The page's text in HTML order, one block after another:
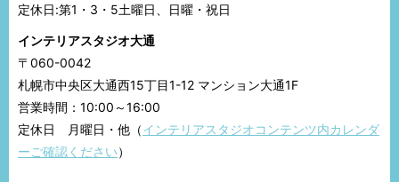
定休日:第1・3・5土曜日、日曜・祝日
インテリアスタジオ大通
〒060-0042
札幌市中央区大通西15丁目1-12 マンション大通1F
営業時間：10:00～16:00
定休日 月曜日・他（インテリアスタジオコンテンツ内カレンダ
ーご確認ください）